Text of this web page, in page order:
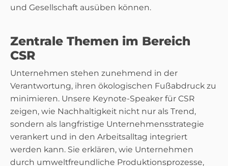
und Gesellschaft ausüben können.
Zentrale Themen im Bereich
CSR
Unternehmen stehen zunehmend in der
Verantwortung, ihren ökologischen Fußabdruck zu
minimieren. Unsere Keynote-Speaker für CSR
zeigen, wie Nachhaltigkeit nicht nur als Trend,
sondern als langfristige Unternehmensstrategie
verankert und in den Arbeitsalltag integriert
werden kann. Sie erklären, wie Unternehmen
durch umweltfreundliche Produktionsprozesse,